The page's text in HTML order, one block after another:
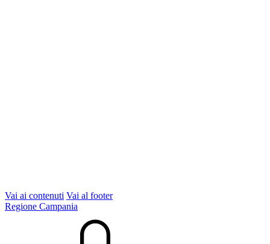
Vai ai contenuti Vai al footer
Regione Campania